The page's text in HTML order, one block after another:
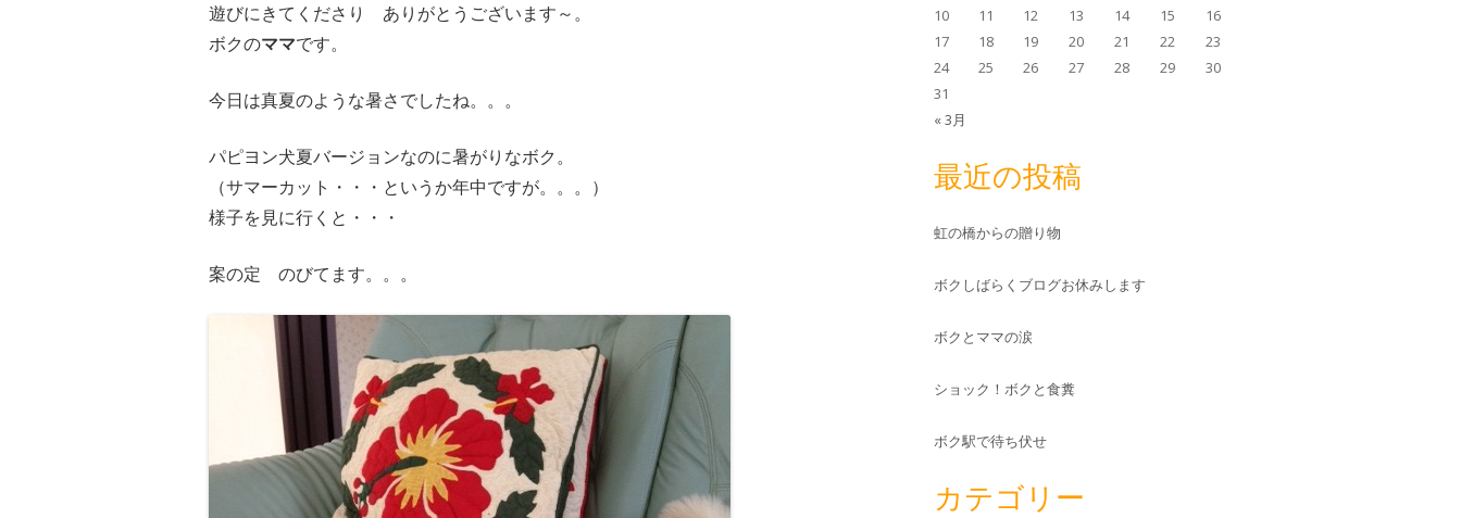
遊びにきてくださり ありがとうございます～。
ボクのママです。
今日は真夏のような暑さでしたね。。。
パピヨン犬夏バージョンなのに暑がりなボク。
（サマーカット・・・というか年中ですが。。。）
様子を見に行くと・・・
案の定 のびてます。。。
« 3月
10
11 12 13 14 15
16
17
18 19 20 21 22
23
24
25 26 27 28 29
30
31
最近の投稿
虹の橋からの贈り物
ボクしばらくブログお休みします
ボクとママの涙
ショック！ボクと食糞
ボク駅で待ち伏せ
カテゴリー